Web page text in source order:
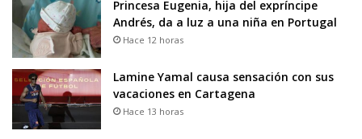
Princesa Eugenia, hija del expríncipe
Andrés, da a luz a una niña en Portugal
Hace 12 horas
Lamine Yamal causa sensación con sus
vacaciones en Cartagena
Hace 13 horas